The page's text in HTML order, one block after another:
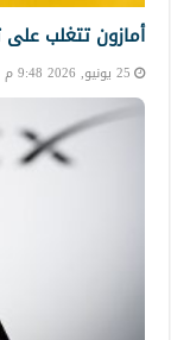
أمازون تتغلب على
25 يونيو, 2026 9:48 م